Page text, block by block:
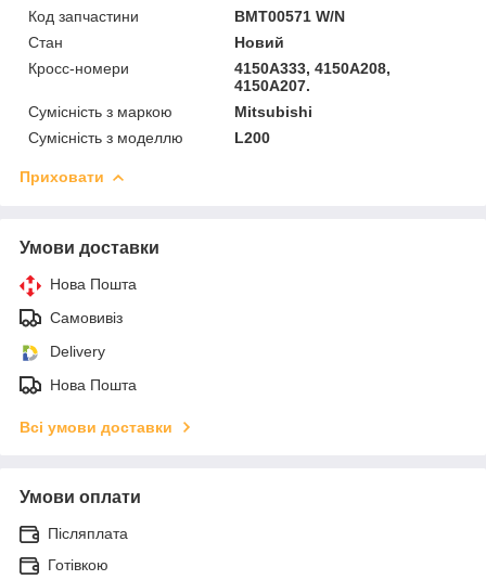
Код запчастини
BMT00571 W/N
Стан
Новий
Кросс-номери
4150A333, 4150A208,
4150A207.
Сумісність з маркою
Mitsubishi
Сумісність з моделлю
L200
Приховати
Умови доставки
Нова Пошта
Самовивіз
Delivery
Нова Пошта
Всі умови доставки
Умови оплати
Післяплата
Готівкою